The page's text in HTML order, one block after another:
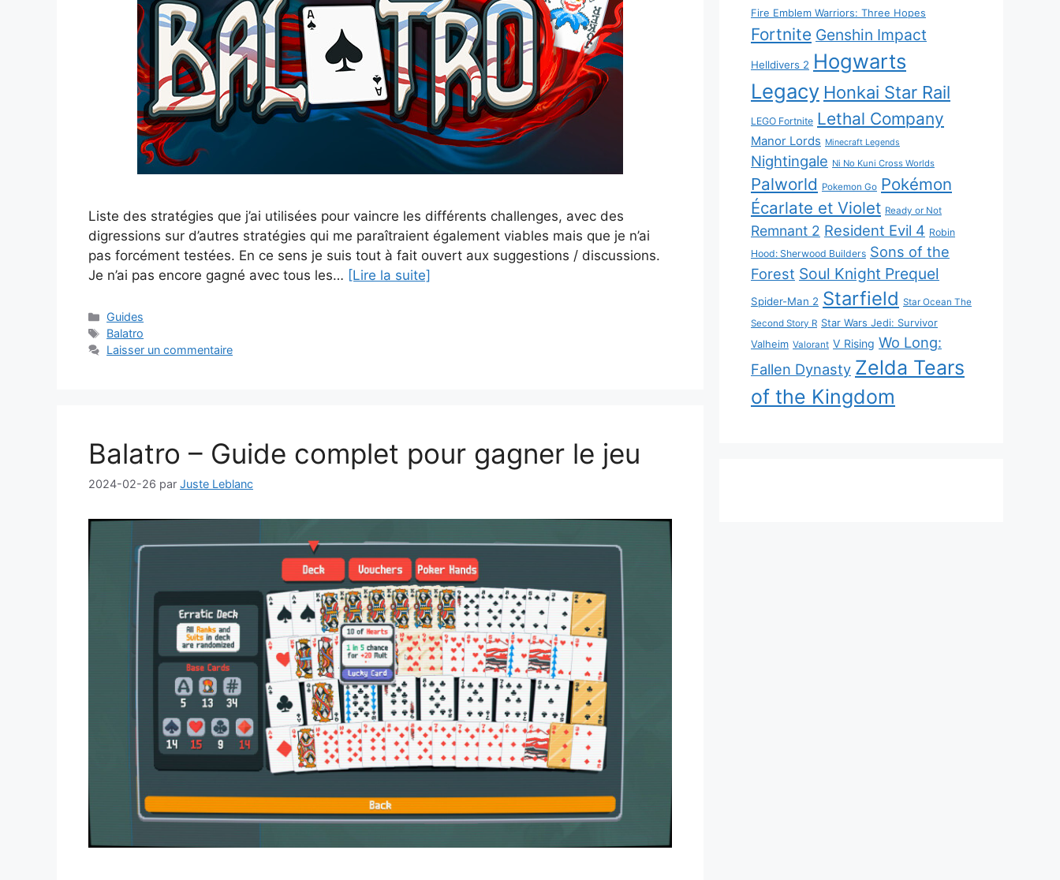
Liste des stratégies que j’ai utilisées pour vaincre les différents challenges, avec des
digressions sur d’autres stratégies qui me paraîtraient également viables mais que je n’ai
pas forcément testées. En ce sens je suis tout à fait ouvert aux suggestions / discussions.
Je n’ai pas encore gagné avec tous les… [Lire la suite]
Catégories
Guides
Étiquettes
Balatro
Laisser un commentaire
Balatro – Guide complet pour gagner le jeu
2024-02-26 par Juste Leblanc
Fire Emblem Warriors: Three Hopes
Fortnite Genshin Impact
Helldivers 2 Hogwarts
Legacy Honkai Star Rail
LEGO Fortnite Lethal Company
Manor Lords Minecraft Legends
Nightingale Ni No Kuni Cross Worlds
Palworld Pokemon Go Pokémon
Écarlate et Violet Ready or Not
Remnant 2 Resident Evil 4 Robin
Hood: Sherwood Builders Sons of the
Forest Soul Knight Prequel
Spider-Man 2 Starfield Star Ocean The
Second Story R Star Wars Jedi: Survivor
Valheim Valorant V Rising Wo Long:
Fallen Dynasty Zelda Tears
of the Kingdom